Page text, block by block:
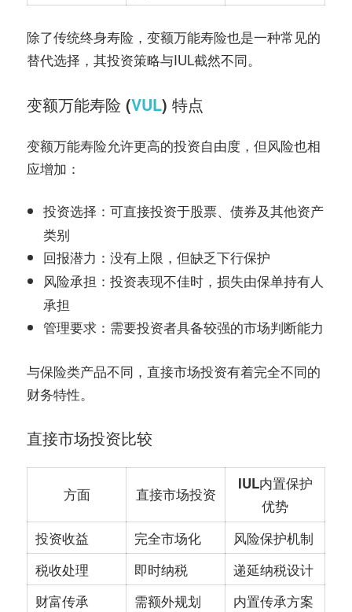
除了传统终身寿险，变额万能寿险也是一种常见的
替代选择，其投资策略与IUL截然不同。
变额万能寿险 (VUL) 特点
变额万能寿险允许更高的投资自由度，但风险也相
应增加：
投资选择 ：可直接投资于股票、债券及其他资产
类别
回报潜力 ：没有上限，但缺乏下行保护
风险承担 ：投资表现不佳时，损失由保单持有人
承担
管理要求 ：需要投资者具备较强的市场判断能力
与保险类产品不同，直接市场投资有着完全不同的
财务特性。
直接市场投资比较
方面 直接市场投资
IUL内置保护
优势
投资收益 完全市场化
风险保护机制
税收处理
即时纳税
递延纳税设计
财富传承
需额外规划 内置传承方案